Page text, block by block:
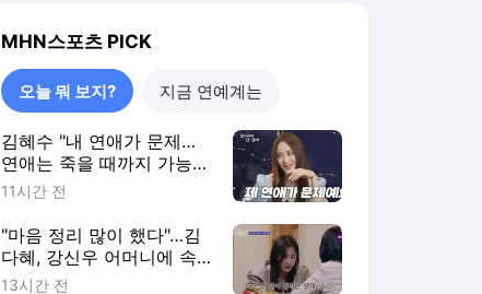
MHN스포츠 PICK
오늘 뭐 보지? 지금 연예계는
김혜수 "내 연애가 문제…
연애는 죽을 때까지 가능한
것" [MHN:픽]
11시간 전
"마음 정리 많이 했다"…김
다혜, 강신우 어머니에 속
마음 고백→오열('합숙맞선
13시간 전